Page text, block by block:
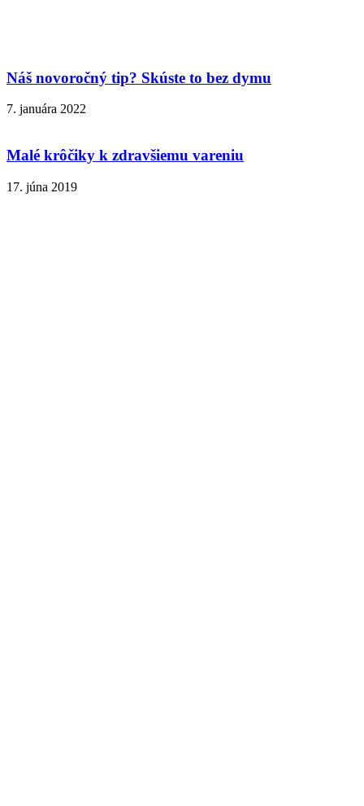
Náš novoročný tip? Skúste to bez dymu
7. januára 2022
Malé krôčiky k zdravšiemu vareniu
17. júna 2019